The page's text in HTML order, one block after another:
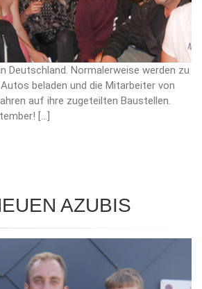
Deutschland. Normalerweise werden zu
beladen und die Mitarbeiter von
auf ihre zugeteilten Baustellen.
[…]
AZUBIS